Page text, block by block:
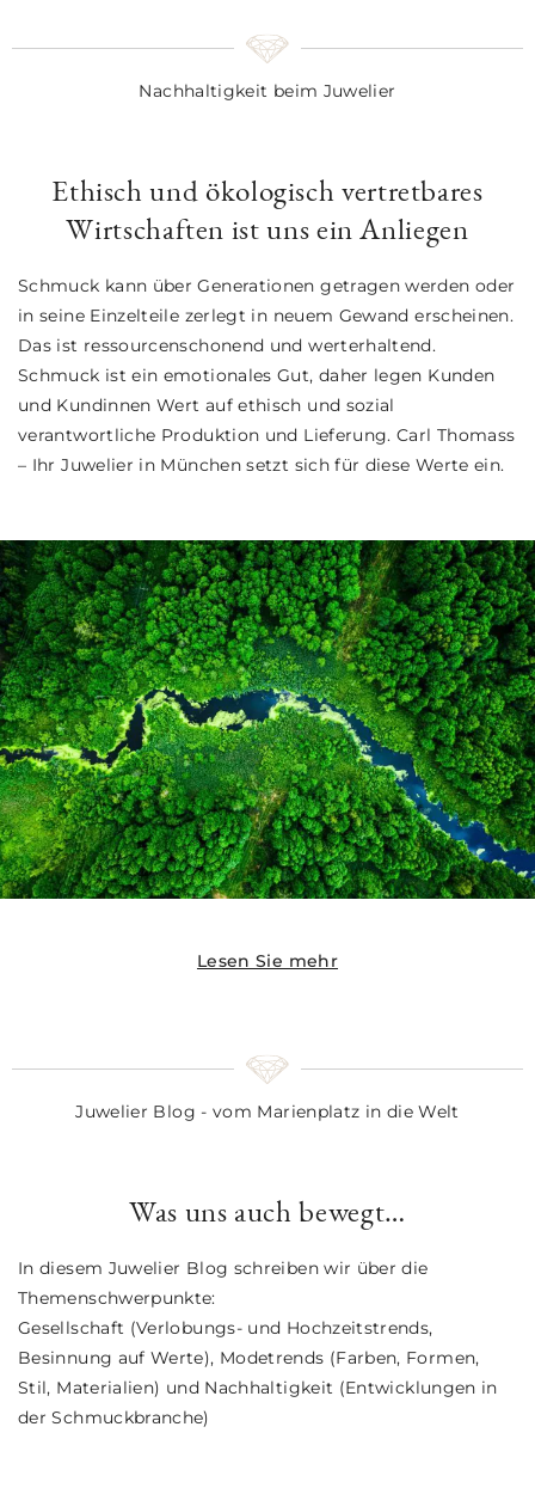
Nachhaltigkeit beim Juwelier
Ethisch und ökologisch vertretbares
Wirtschaften ist uns ein Anliegen
Schmuck kann über Generationen getragen werden oder
in seine Einzelteile zerlegt in neuem Gewand erscheinen.
Das ist ressourcenschonend und werterhaltend.
Schmuck ist ein emotionales Gut, daher legen Kunden
und Kundinnen Wert auf ethisch und sozial
verantwortliche Produktion und Lieferung. Carl Thomass
– Ihr Juwelier in München setzt sich für diese Werte ein.
Lesen Sie mehr
Juwelier Blog - vom Marienplatz in die Welt
Was uns auch bewegt…
In diesem Juwelier Blog schreiben wir über die
Themenschwerpunkte:
Gesellschaft (Verlobungs- und Hochzeitstrends,
Besinnung auf Werte), Modetrends (Farben, Formen,
Stil, Materialien) und Nachhaltigkeit (Entwicklungen in
der Schmuckbranche)